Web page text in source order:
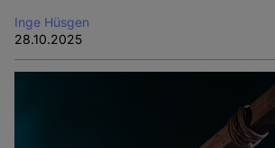
Inge Hüsgen
28.10.2025